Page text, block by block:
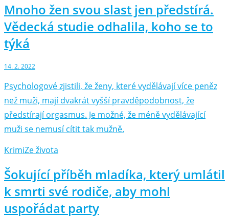
Mnoho žen svou slast jen předstírá.
Vědecká studie odhalila, koho se to
týká
14. 2. 2022
Psychologové zjistili, že ženy, které vydělávají více peněz
než muži, mají dvakrát vyšší pravděpodobnost, že
předstírají orgasmus. Je možné, že méně vydělávající
muži se nemusí cítit tak mužně.
KrimiZe života
Šokující příběh mladíka, který umlátil
k smrti své rodiče, aby mohl
uspořádat party